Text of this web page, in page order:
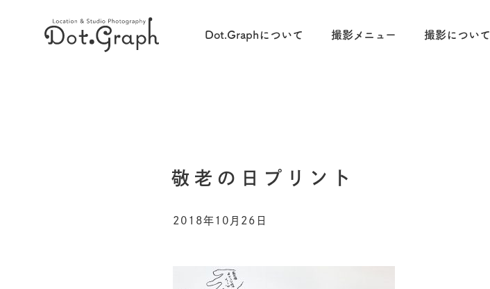
Dot.Graphについて 撮影メニュー 撮影について
敬老の日プリント
2018年10月26日